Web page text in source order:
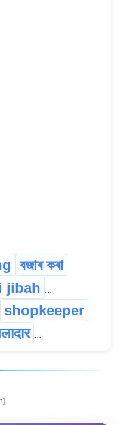
বজাৰ কৰা
jibah ...
shopkeeper
...